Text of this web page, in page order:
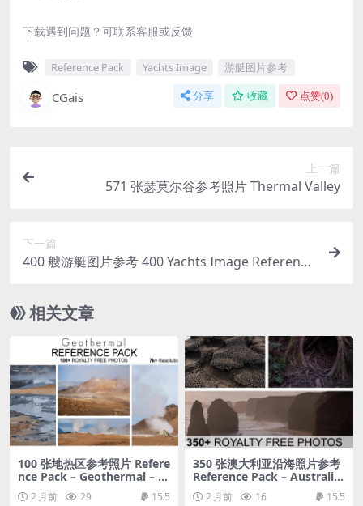
下载遇到问题？可联系客服或反馈
Reference Pack Yachts Image 游艇图片参考
CGais 分享 收藏 点赞(0)
上一篇
571 张瑟莫尔谷参考照片 Thermal Valley
下一篇
400 艘游艇图片参考 400 Yachts Image Reference
相关文章
100 张地热区参考照片 Refere
nce Pack – Geothermal – 1
00+ Royalty Free Photos
2 月前 29 15.5
350 张澳大利亚沿海照片参考
Reference Pack – Australia
– Part 01
2 月前 16 15.5